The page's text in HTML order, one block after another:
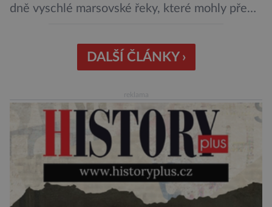
dně vyschlé marsovské řeky, které mohly před
Měření provedená přístrojem Sherloc,
umístěném na roveru Perseverance,
výchozů, což jsou vyhaslé podzemní lávové
proudy vystupující na povrch, sopky […]
DALŠÍ ČLÁNKY ›